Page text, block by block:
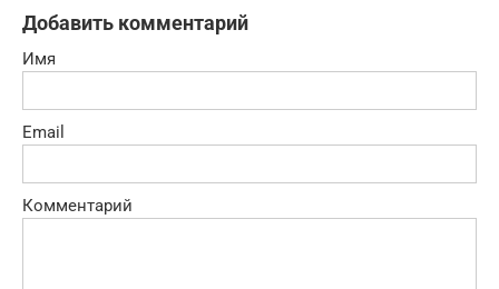
Добавить комментарий
Имя
Email
Комментарий